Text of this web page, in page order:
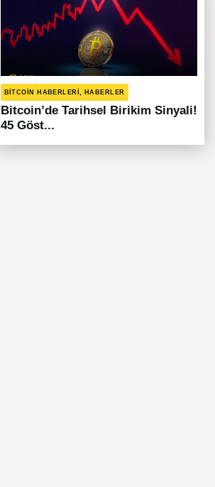
BITCOIN HABERLERI, HABERLER
Bitcoin’de Tarihsel Birikim Sinyali!
45 Göst...